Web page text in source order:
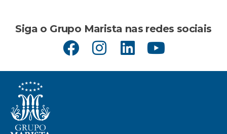
Siga o Grupo Marista nas redes sociais